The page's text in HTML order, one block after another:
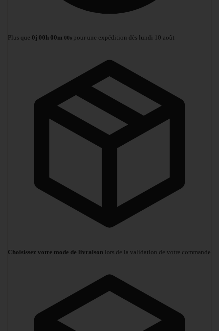
Plus que 0j 00h 00m 00s pour une expédition dès lundi 10 août
Choisissez votre mode de livraison lors de la validation de votre commande